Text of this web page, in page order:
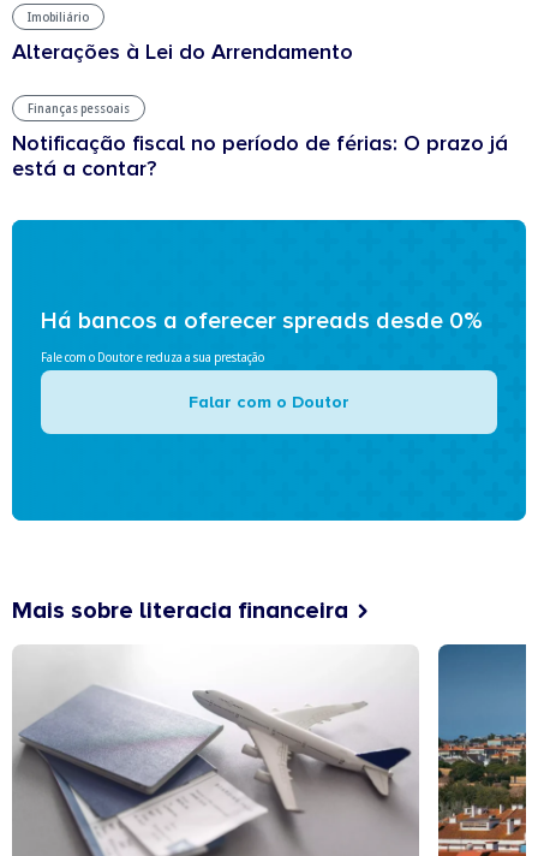
Imobiliário
Alterações à Lei do Arrendamento
Finanças pessoais
Notificação fiscal no período de férias: O prazo já
está a contar?
Há bancos a oferecer spreads desde 0%
Fale com o Doutor e reduza a sua prestação
Falar com o Doutor
Mais sobre literacia financeira